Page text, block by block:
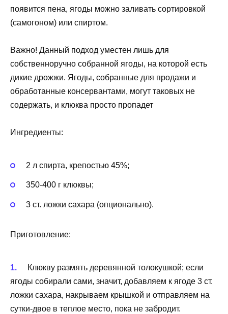
появится пена, ягоды можно заливать сортировкой
(самогоном) или спиртом.
Важно! Данный подход уместен лишь для
собственноручно собранной ягоды, на которой есть
дикие дрожжи. Ягоды, собранные для продажи и
обработанные консервантами, могут таковых не
содержать, и клюква просто пропадет
Ингредиенты:
2 л спирта, крепостью 45%;
350-400 г клюквы;
3 ст. ложки сахара (опционально).
Приготовление:
Клюкву размять деревянной толокушкой; если
ягоды собирали сами, значит, добавляем к ягоде 3 ст.
ложки сахара, накрываем крышкой и отправляем на
сутки-двое в теплое место, пока не забродит.